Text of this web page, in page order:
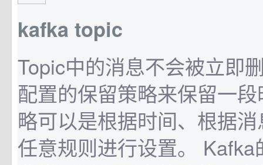
kafka topic
Topic中的消息不会被立即
配置的保留策略来保留一
略可以是根据时间、根据
任意规则进行设置。 Kafka